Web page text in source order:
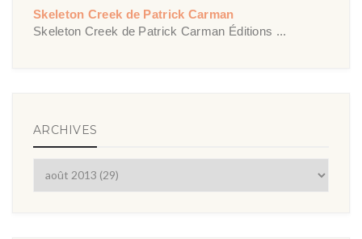
Skeleton Creek de Patrick Carman
Skeleton Creek de Patrick Carman Éditions ...
ARCHIVES